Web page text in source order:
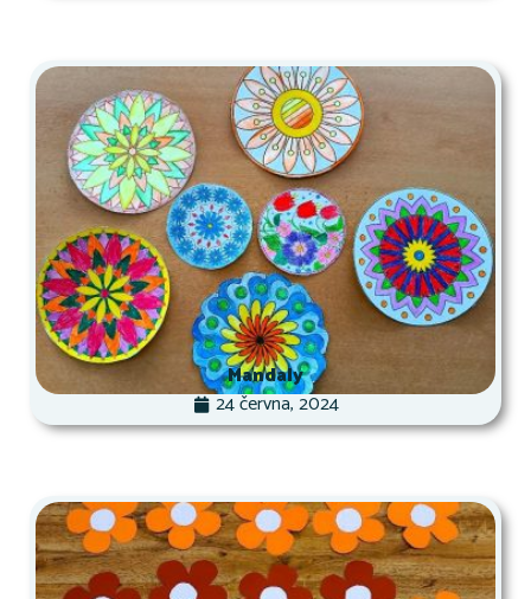
Mandaly
24 června, 2024